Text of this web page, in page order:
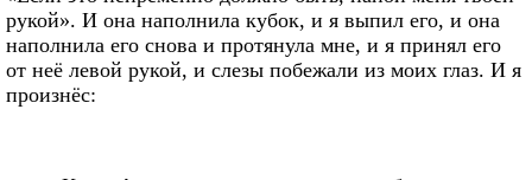
рукой». И она наполнила кубок, и я выпил его, и она
наполнила его снова и протянула мне, и я принял его
от неё левой рукой, и слезы побежали из моих глаз. И я
произнёс: